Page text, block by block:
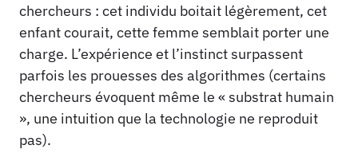
chercheurs : cet individu boitait légèrement, cet
enfant courait, cette femme semblait porter une
charge. L’expérience et l’instinct surpassent
parfois les prouesses des algorithmes (certains
chercheurs évoquent même le « substrat humain
», une intuition que la technologie ne reproduit
pas).